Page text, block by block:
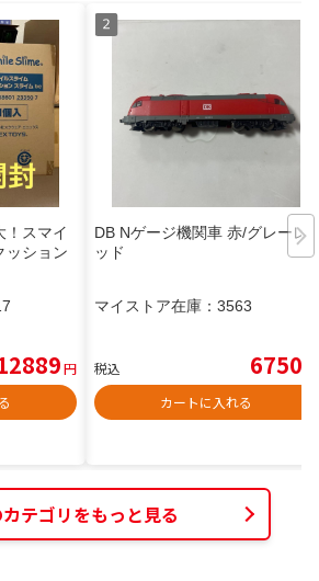
スマイ
ション
円
DB Nゲージ機関車 赤/グレーレ
ッド
マイストア在庫： 3563
税込 6750
カートに入れる
テゴリをもっと見る